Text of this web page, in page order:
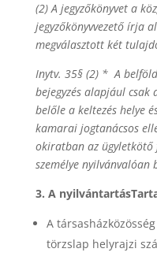
(2) A jegyzőkönyvet a
jegyzőkönyvvezető írja
megválasztott két
Inytv. 35§ (2) * A
bejegyzés alapjául
belőle a keltezés helye
kamarai jogtanácsos
okiratban az ügyletkötő
személye nyilvánvalóan
3. A
A
törzslap helyrajzi